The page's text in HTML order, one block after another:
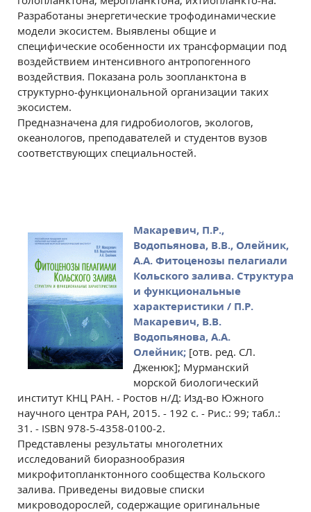
Разработаны энергетические трофодинамические
модели экосистем. Выявлены общие и
специфические особенности их трансформации под
воздействием интенсивного антропогенного
воздействия. Показана роль зоопланктона в
структурно-функциональной организации таких
экосистем.
Предназначена для гидробиологов, экологов,
океанологов, преподавателей и студентов вузов
соответствующих специальностей.
Макаревич, П.Р.,
Водопьянова, В.В., Олейник,
А.А. Фитоценозы пелагиали
Кольского залива. Структура
и функциональные
характеристики / П.Р.
Макаревич, В.В.
Водопьянова, А.А.
Олейник; [отв. ред. СЛ.
Дженюк]; Мурманский
морской биологический
институт КНЦ РАН. - Ростов н/Д: Изд-во Южного
научного центра РАН, 2015. - 192 с. - Рис.: 99; табл.:
31. - ISBN 978-5-4358-0100-2.
Представлены результаты многолетних
исследований биоразнообразия
микрофитопланктонного сообщества Кольского
залива. Приведены видовые списки
микроводорослей, содержащие оригинальные